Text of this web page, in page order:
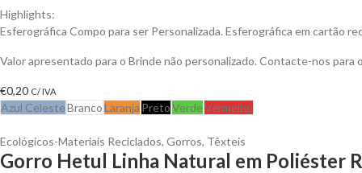
Highlights:
Esferográfica Compo para ser Personalizada. Esferográfica em cartão
Valor apresentado para o Brinde não personalizado. Contacte-nos
€0,20 C/ IVA
Azul CelesteBrancoLaranja PretoVerdeVermelho
Ecológicos-Materiais Reciclados, Gorros, Têxteis
Gorro Hetul Linha Natural em Poliéster